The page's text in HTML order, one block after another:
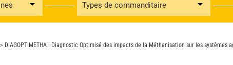
Types de commanditaire
> DIAGOPTIMETHA : Diagnostic Optimisé des impacts de la Méthanisation sur les systèmes